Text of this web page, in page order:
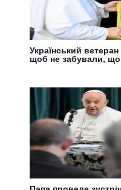
Український ветеран
щоб не забували, що